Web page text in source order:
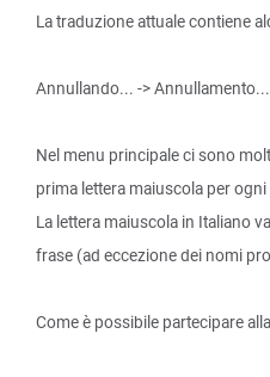
La traduzione attuale contiene
Annullando... -> Annullamento...
Nel menu principale ci sono
prima lettera maiuscola per
La lettera maiuscola in Italiano
frase (ad eccezione dei nomi
Come è possibile partecipare